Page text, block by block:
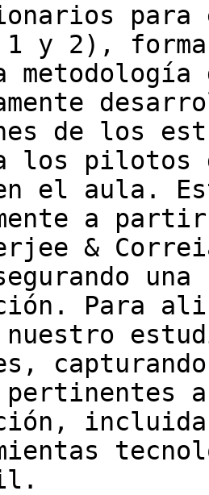
1 y 2),
de los
los pilotos
el aula.
a
&
Para
nuestro